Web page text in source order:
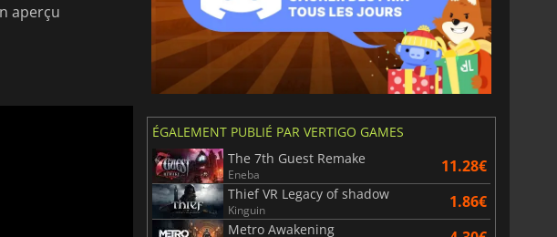
aperçu
ÉGALEMENT PUBLIÉ PAR VERTIGO GAMES
The 7th Guest Remake
Eneba 11.28€
Thief VR Legacy of shadow
Kinguin 1.86€
Metro Awakening